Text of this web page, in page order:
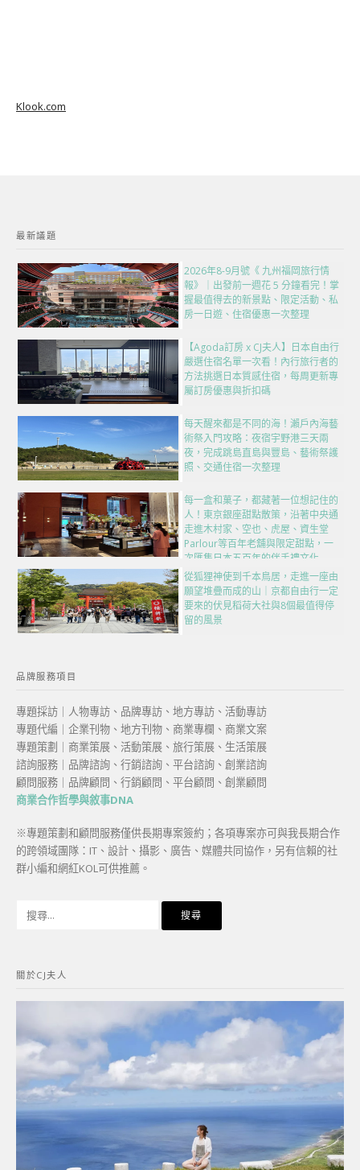
Klook.com
最新議題
2026年8-9月號《 九州福岡旅行情
報》｜出發前一週花 5 分鐘看完！掌
握最值得去的新景點、限定活動、私
房一日遊、住宿優惠一次整理
【Agoda訂房 x CJ夫人】日本自由行
嚴選住宿名單一次看！內行旅行者的
方法挑選日本質感住宿，每周更新專
屬訂房優惠與折扣碼
每天醒來都是不同的海！瀨戶內海藝
術祭入門攻略：夜宿宇野港三天兩
夜，完成跳島直島與豐島、藝術祭護
照、交通住宿一次整理
每一盒和菓子，都藏著一位想記住的
人！東京銀座甜點散策，沿著中央通
走進木村家、空也、虎屋、資生堂
Parlour等百年老舖與限定甜點，一
次匯集日本五百年的伴手禮文化
從狐狸神使到千本鳥居，走進一座由
願望堆疊而成的山｜京都自由行一定
要來的伏見稻荷大社與8個最值得停
留的風景
品牌服務項目
專題採訪｜人物專訪、品牌專訪、地方專訪、活動專訪
專題代編｜企業刊物、地方刊物、商業專欄、商業文案
專題策劃｜商業策展、活動策展、旅行策展、生活策展
諮詢服務｜品牌諮詢、行銷諮詢、平台諮詢、創業諮詢
顧問服務｜品牌顧問、行銷顧問、平台顧問、創業顧問
商業合作哲學與敘事DNA
※專題策劃和顧問服務僅供長期專案簽約；各項專案亦可與我長期合作
的跨領域團隊：IT、設計、攝影、廣告、媒體共同協作，另有信賴的社
群小編和網紅KOL可供推薦。
字:
關於CJ夫人